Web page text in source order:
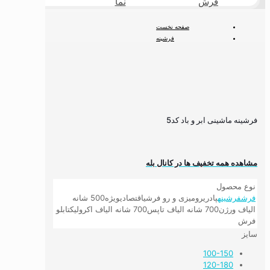
صفحه نخست
فرشینه
فرشینه ماشینی ابر و باد کد5
مشاهده همه تخفیف ها در کانال بله
نوع محصول
فرشفرشینهپادریرومیزی و رو فرشیاقتصادیویژه
500 شانه
الیاف ورژن700 شانه الیاف تاپس 700 شانه الیاف اکرولیک
تابلو
فرش
سایز
100-150
120-180